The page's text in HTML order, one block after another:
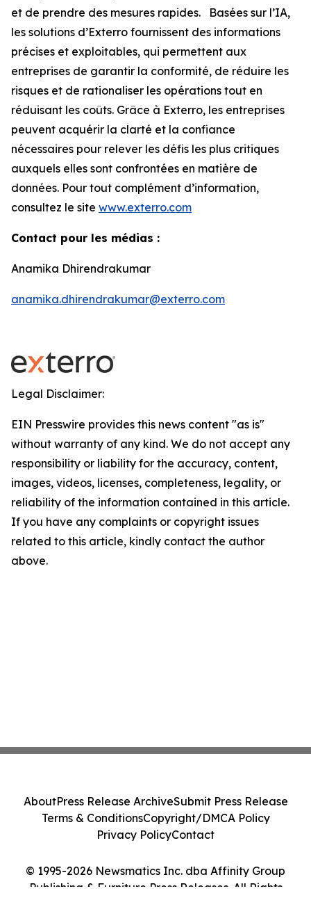
et de prendre des mesures rapides. Basées sur l’IA,
les solutions d’Exterro fournissent des informations
précises et exploitables, qui permettent aux
entreprises de garantir la conformité, de réduire les
risques et de rationaliser les opérations tout en
réduisant les coûts. Grâce à Exterro, les entreprises
peuvent acquérir la clarté et la confiance
nécessaires pour relever les défis les plus critiques
auxquels elles sont confrontées en matière de
données. Pour tout complément d’information,
consultez le site www.exterro.com
Contact pour les médias :
Anamika Dhirendrakumar
anamika.dhirendrakumar@exterro.com
Legal Disclaimer:
EIN Presswire provides this news content "as is"
without warranty of any kind. We do not accept any
responsibility or liability for the accuracy, content,
images, videos, licenses, completeness, legality, or
reliability of the information contained in this article.
If you have any complaints or copyright issues
related to this article, kindly contact the author
above.
© 1995-2026 Newsmatics Inc. dba Affinity Group
Publishing & Furniture Press Releases. All Rights
AboutPress Release ArchiveSubmit Press Release
Terms & ConditionsCopyright/DMCA Policy
Privacy PolicyContact